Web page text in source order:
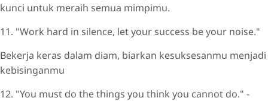
kunci untuk meraih semua mimpimu.
11. "Work hard in silence, let your success be your noise."
Bekerja keras dalam diam, biarkan kesuksesanmu menjadi
kebisinganmu
12. "You must do the things you think you cannot do." -